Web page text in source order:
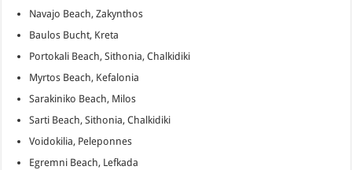
Navajo Beach, Zakynthos
Baulos Bucht, Kreta
Portokali Beach, Sithonia, Chalkidiki
Myrtos Beach, Kefalonia
Sarakiniko Beach, Milos
Sarti Beach, Sithonia, Chalkidiki
Voidokilia, Peleponnes
Egremni Beach, Lefkada